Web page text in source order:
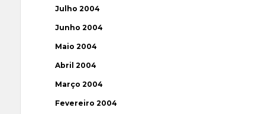
Julho 2004
Junho 2004
Maio 2004
Abril 2004
Março 2004
Fevereiro 2004